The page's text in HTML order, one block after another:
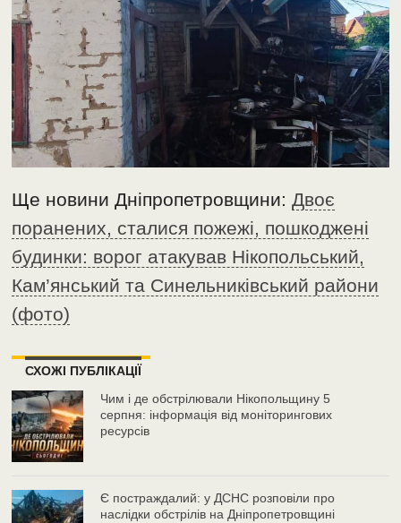
Ще новини Дніпропетровщини:Двоє
поранених, сталися пожежі, пошкоджені
будинки: ворог атакував Нікопольський,
Кам’янський та Синельниківський райони
(фото)
СХОЖІ ПУБЛІКАЦІЇ
Чим і де обстрілювали Нікопольщину 5
серпня: інформація від моніторингових
ресурсів
Є постраждалий: у ДСНС розповіли про
наслідки обстрілів на Дніпропетровщині